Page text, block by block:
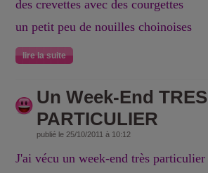
des crevettes avec des courgettes
un petit peu de nouilles choinoises
lire la suite
Un Week-End TRES
PARTICULIER
publié le 25/10/2011 à 10:12
J'ai vécu un week-end très particulier